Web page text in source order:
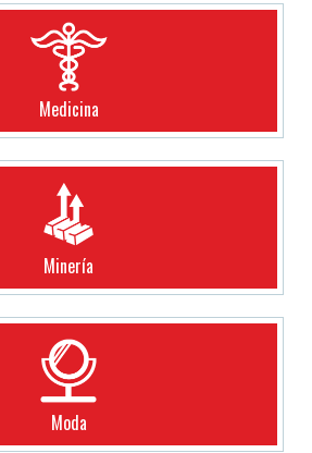
Medicina
Minería
Moda